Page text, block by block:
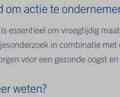
om actie te
essentieel om vroegtijdig
in combinatie
voor een gezonde oogst
weten?